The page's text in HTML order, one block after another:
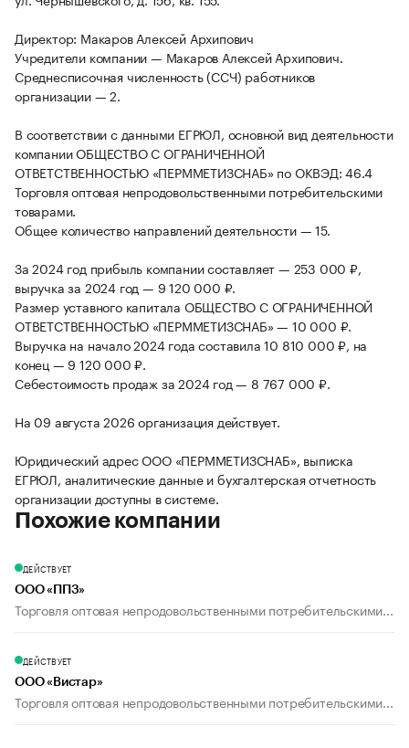
Директор: Макаров Алексей Архипович
Учредители компании — Макаров Алексей Архипович.
Среднесписочная численность (ССЧ) работников
организации — 2.
В соответствии с данными ЕГРЮЛ, основной вид деятельности
компании ОБЩЕСТВО С ОГРАНИЧЕННОЙ
ОТВЕТСТВЕННОСТЬЮ «ПЕРММЕТИЗСНАБ» по ОКВЭД: 46.4
Торговля оптовая непродовольственными потребительскими
товарами.
Общее количество направлений деятельности — 15.
За 2024 год прибыль компании составляет — 253 000 ₽,
выручка за 2024 год — 9 120 000 ₽.
Размер уставного капитала ОБЩЕСТВО С ОГРАНИЧЕННОЙ
ОТВЕТСТВЕННОСТЬЮ «ПЕРММЕТИЗСНАБ» — 10 000 ₽.
Выручка на начало 2024 года составила 10 810 000 ₽, на
конец — 9 120 000 ₽.
Себестоимость продаж за 2024 год — 8 767 000 ₽.
На 09 августа 2026 организация действует.
Юридический адрес ООО «ПЕРММЕТИЗСНАБ», выписка
ЕГРЮЛ, аналитические данные и бухгалтерская отчетность
организации доступны в системе.
Похожие компании
ДЕЙСТВУЕТ
ООО «ППЗ»
Торговля оптовая непродовольственными потребительскими...
ДЕЙСТВУЕТ
ООО «Вистар»
Торговля оптовая непродовольственными потребительскими...